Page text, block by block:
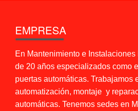
EMPRESA
En Mantenimiento e
de 20 años especializados como
puertas automáticas. Trabajamos
automatización, montaje y
automáticas. Tenemos sedes en